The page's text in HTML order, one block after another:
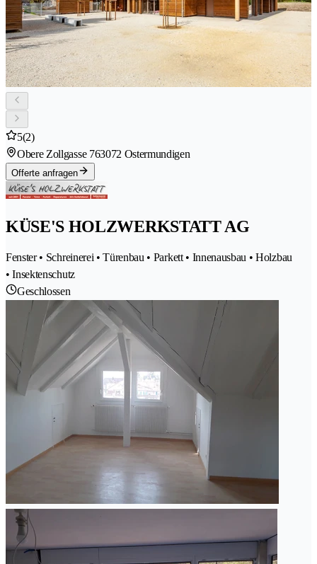
5(2)
Obere Zollgasse 763072 Ostermundigen
Offerte anfragen
KÜSE'S HOLZWERKSTATT AG
Fenster • Schreinerei • Türenbau • Parkett • Innenausbau • Holzbau
• Insektenschutz
Geschlossen